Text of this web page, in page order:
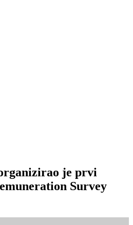
je prvi
Survey